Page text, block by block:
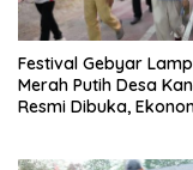
Festival Gebyar
Merah Putih Desa
Resmi Dibuka,